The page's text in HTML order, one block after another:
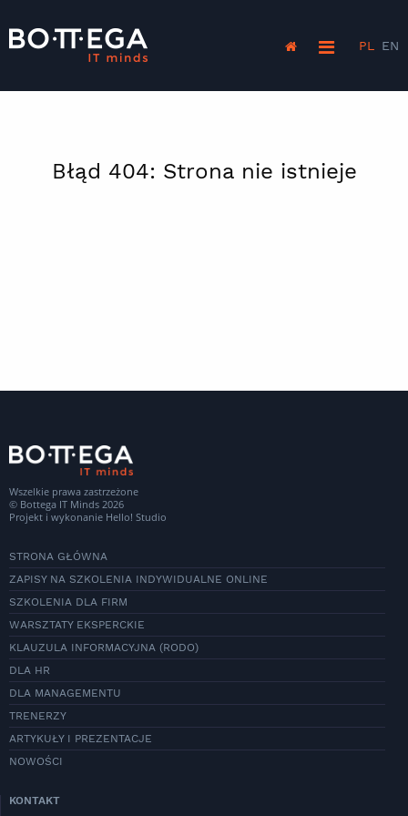
Błąd 404: Strona nie istnieje
PL EN
Wszelkie prawa zastrzeżone
© Bottega IT Minds 2026
Projekt i wykonanie Hello! Studio
STRONA GŁÓWNA
ZAPISY NA SZKOLENIA INDYWIDUALNE ONLINE
SZKOLENIA DLA FIRM
WARSZTATY EKSPERCKIE
KLAUZULA INFORMACYJNA (RODO)
DLA HR
DLA MANAGEMENTU
TRENERZY
ARTYKUŁY I PREZENTACJE
NOWOŚCI
KONTAKT